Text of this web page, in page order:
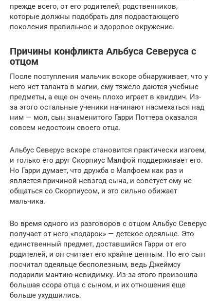
прежде всего, от его родителей, родственников,
которые должны подобрать для подрастающего
поколения правильное и здоровое окружение.
Причины конфликта Альбуса Северуса с
отцом
После поступления мальчик вскоре обнаруживает, что у
него нет таланта в магии, ему тяжело даются учебные
предметы, а еще он очень плохо играет в квиддич. Из-
за этого остальные ученики начинают насмехаться над
ним — мол, сын знаменитого Гарри Поттера оказался
совсем недостоин своего отца.
Альбус Северус вскоре становится практически изгоем,
и только его друг Скорпиус Малфой поддерживает его.
Но Гарри думает, что дружба с Малфоем как раз и
является причиной невзгод сына, и советует ему не
общаться со Скорпиусом, и это сильно обижает
мальчика.
Во время одного из разговоров с отцом Альбус Северус
получает от него «подарок» — детское одеяльце. Это
единственный предмет, доставшийся Гарри от его
родителей, и он считает его крайне ценным. Но его сын
посчитал одеяльце бесполезным, ведь Джеймсу
подарили мантию-невидимку. Из-за этого произошла
большая ссора отца с сыном, и их отношения еще
больше ухудшились.